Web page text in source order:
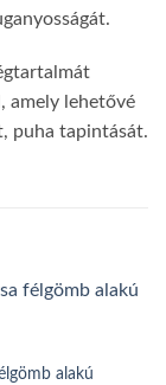
amely lehetővé
puha tapintását.
alakú